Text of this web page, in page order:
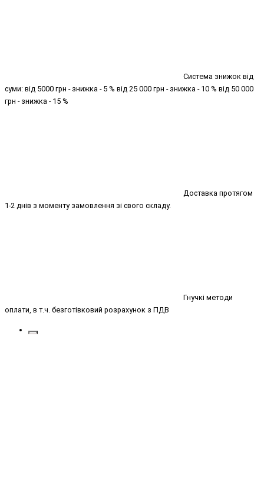
Система знижок від
суми: від 5000 грн - знижка - 5 % від 25 000 грн - знижка - 10 % від 50 000
грн - знижка - 15 %
Доставка протягом
1-2 днів з моменту замовлення зі свого складу.
Гнучкі методи
оплати, в т.ч. безготівковий розрахунок з ПДВ